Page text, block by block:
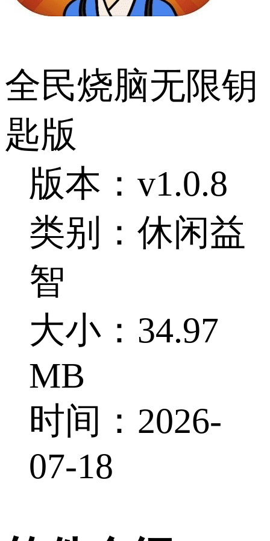
全民烧脑无限钥
匙版
版本：v1.0.8
类别：休闲益
智
大小：34.97
MB
时间：2026-
07-18